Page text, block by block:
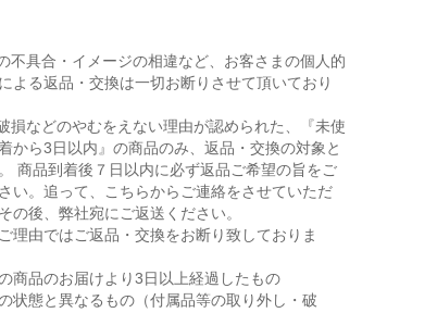
不具合・イメージの相違など、お客さまの個人的
よる返品・交換は一切お断りさせて頂いており
損などのやむをえない理由が認められた、『未使
から3日以内』の商品のみ、返品・交換の対象と
商品到着後７日以内に必ず返品ご希望の旨をご
い。追って、こちらからご連絡をさせていただ
の後、弊社宛にご返送ください。
ご理由ではご返品・交換をお断り致しておりま
商品のお届けより3日以上経過したもの
状態と異なるもの（付属品等の取り外し・破